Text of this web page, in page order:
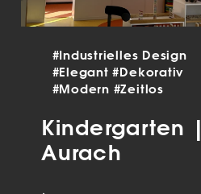
#Industrielles Design
#Elegant#Dekorativ
#Modern #Zeitlos
Kindergarten |
Aurach